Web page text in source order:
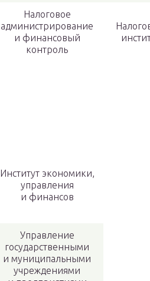
Налоговое
администрирование
и финансовый
контроль
Институт экономики,
управления
и финансов
Управление
государственными
и муниципальными
учреждениями